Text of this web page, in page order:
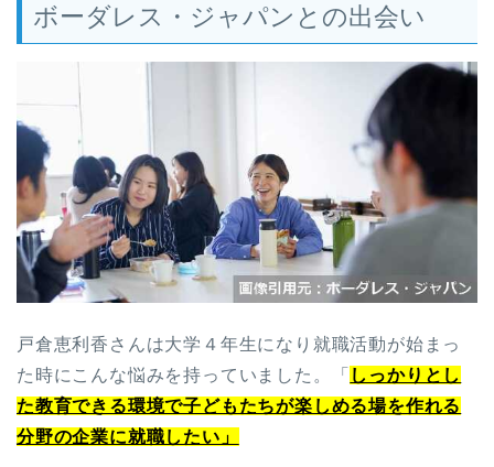
ボーダレス・ジャパンとの出会い
戸倉恵利香さんは大学４年生になり就職活動が始まっ
た時にこんな悩みを持っていました。
「 しっかりとし
た教育できる環境で子どもたちが楽しめる場を作れる
分野の企業に就職したい」